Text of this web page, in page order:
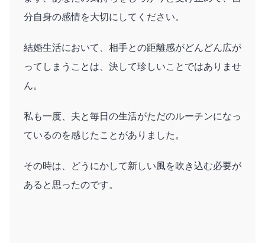
分自身の感情を大切にしてください。
結婚生活において、相手との距離感がどんどん広が
ってしまうことは、決して珍しいことではありませ
ん。
私も一度、夫と毎日の生活がただのルーチンになっ
ているのを感じたことがありました。
その時は、どうにかして新しい風を吹き込む必要が
あると思ったのです。